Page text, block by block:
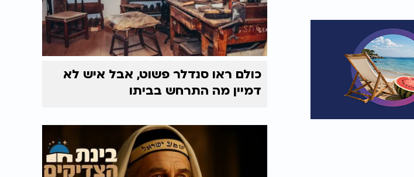
כולם ראו סנדלר פשוט, אבל איש לא
דמיין מה התרחש בביתו